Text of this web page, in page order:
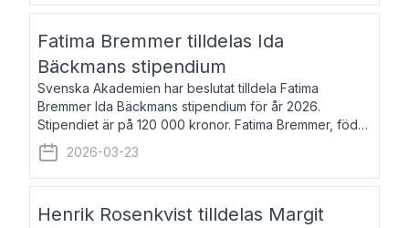
Fatima Bremmer tilldelas Ida
Bäckmans stipendium
Svenska Akademien har beslutat tilldela Fatima
Bremmer Ida Bäckmans stipendium för år 2026.
Stipendiet är på 120 000 kronor. Fatima Bremmer, född
1977, är journalist och författare. Hon utkom i fjol med
boken Ligan. Klarakvarterens blodsyst
2026-03-23
Henrik Rosenkvist tilldelas Margit